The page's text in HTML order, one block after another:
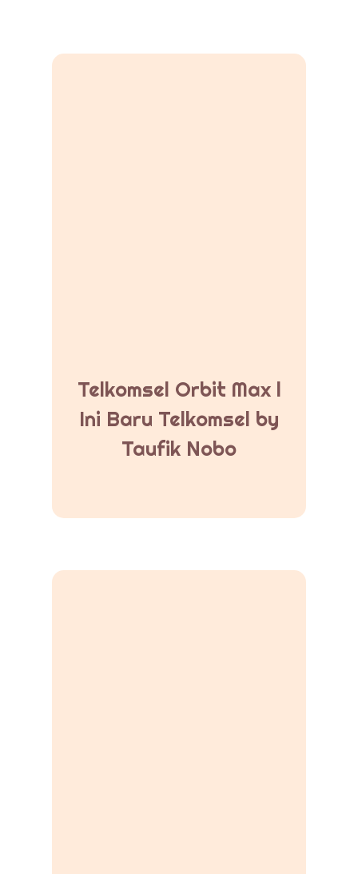
Telkomsel Orbit Max l
Ini Baru Telkomsel by
Taufik Nobo